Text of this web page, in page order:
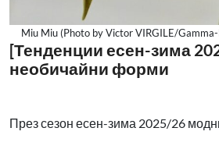
Miu Miu (Photo by Victor VIRGILE/
[Тенденции есен-зима
необичайни форми
През сезон есен-зима 2025/26